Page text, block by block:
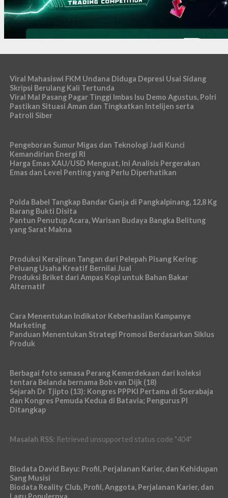
Viral Mahasiswi FKM Undana Diduga Depresi Usai Sidang
Skripsi Berulang Kali Tertunda
Viral Mal Pasang Pagar Tinggi Imbas Isu Demo Agustus, Polri
Pastikan Situasi Aman dan Tingkatkan Intelijen serta
Patroli Siber
Pengeboran Sumur Migas dan Teknologi Jadi Kunci
Kemandirian Energi RI
Harga Emas XAU/USD Menguat, Ini Analisis Pergerakan
Emas dan Level Penting yang Perlu Diperhatikan
Polda Babel Tangkap Bandar Ganja di Pangkalpinang, 12,8 Kg
Barang Bukti Disita
Pantun Penutup Acara, Warisan Budaya Bangka Belitung
yang Sarat Makna
Produksi Kerajinan Tangan dari Pelepah Pisang Kering:
Peluang Usaha Kreatif Bernilai Jual
Produksi Briket dari Ampas Kopi untuk Bahan Bakar
Alternatif
Cara Menentukan Indikator Keberhasilan Kampanye
Marketing
Panduan Menentukan Strategi Promosi Berdasarkan Siklus
Produk
Berbagai foto semasa Perang Kemerdekaan dari koleksi
tentara Belanda bernama Bob van Dijk (18)
Sejarah Dr Tjipto (13): Kongres PPPKI Pertama di Soerabaja
dan Kongres Pemuda Kedua di Batavia; Pengurus PI
Ditangkap
Masalah RSS: Retrieved unsupported status code "404"
Biodata David Bayu: Profil, Perjalanan Karier, dan Kehidupan
Sang Musisi
Biodata Reality Club, Profil, Anggota, Perjalanan Karier, dan
Lagu Populernya